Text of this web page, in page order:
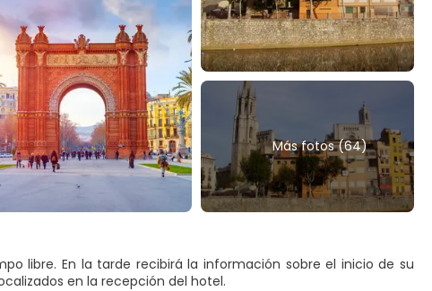
Más fotos (64)
libre. En la tarde recibirá la información sobre el inicio de su
en la recepción del hotel.